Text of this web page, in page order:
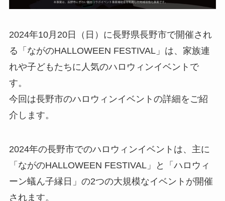
2024年10月20日（日）に長野県長野市で開催され
る「ながのHALLOWEEN FESTIVAL」は、家族連
れや子どもたちに人気のハロウィンイベントで
す。
今回は長野市のハロウィンイベントの詳細をご紹
介します。
2024年の長野市でのハロウィンイベントは、主に
「ながのHALLOWEEN FESTIVAL」と「ハロウィ
ーン蟻ん子縁日」の2つの大規模なイベントが開催
されます。